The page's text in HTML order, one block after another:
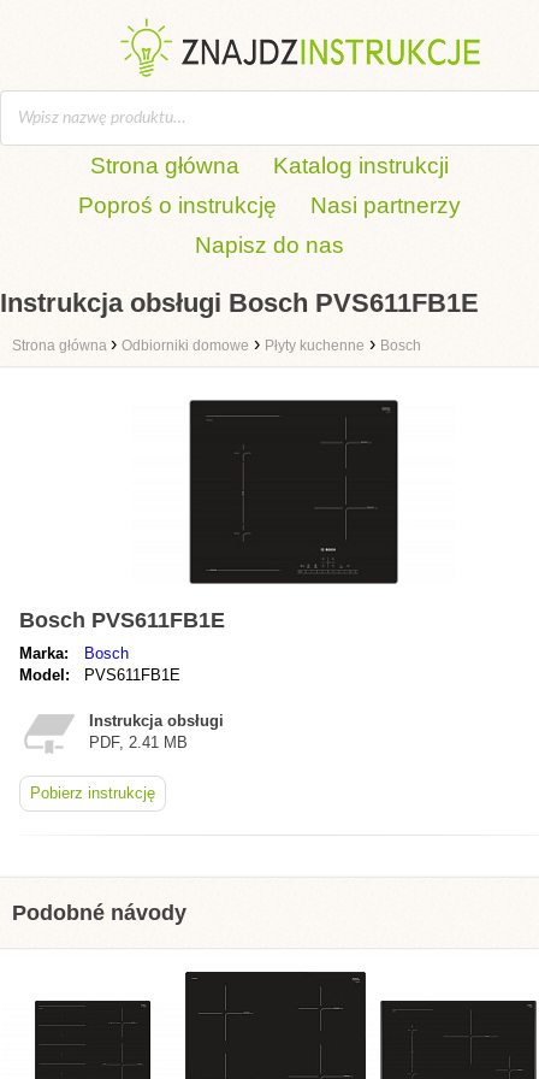
Strona główna
Katalog instrukcji
Poproś o instrukcję
Nasi partnerzy
Napisz do nas
Instrukcja obsługi Bosch PVS611FB1E
Strona główna › Odbiorniki domowe › Płyty kuchenne › Bosch
Bosch PVS611FB1E
Marka:
Bosch
Model:
PVS611FB1E
Instrukcja obsługi
PDF, 2.41 MB
Pobierz instrukcję
Podobné návody